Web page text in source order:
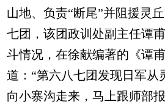
山地、负责“断尾”并阻援灵
七团，该团政训处副主任谭
斗情况，在徐献编著的《谭
道：“第六八七团发现日军从
向小寨沟走来，马上跟师部